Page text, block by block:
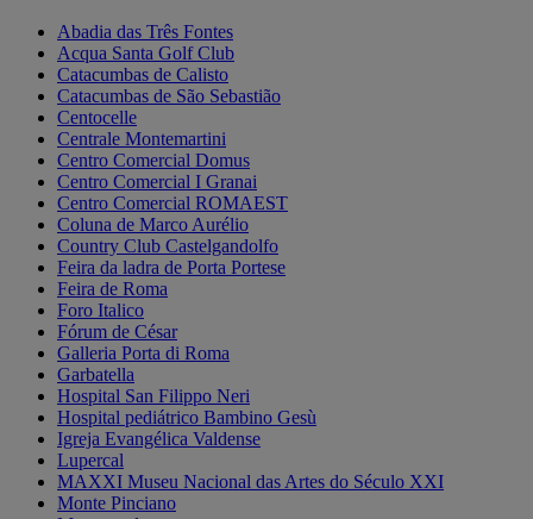
Abadia das Três Fontes
Acqua Santa Golf Club
Catacumbas de Calisto
Catacumbas de São Sebastião
Centocelle
Centrale Montemartini
Centro Comercial Domus
Centro Comercial I Granai
Centro Comercial ROMAEST
Coluna de Marco Aurélio
Country Club Castelgandolfo
Feira da ladra de Porta Portese
Feira de Roma
Foro Italico
Fórum de César
Galleria Porta di Roma
Garbatella
Hospital San Filippo Neri
Hospital pediátrico Bambino Gesù
Igreja Evangélica Valdense
Lupercal
MAXXI Museu Nacional das Artes do Século XXI
Monte Pinciano